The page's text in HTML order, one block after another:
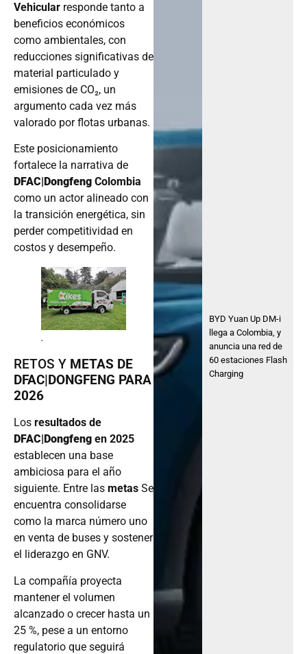
Vehicular responde tanto a
beneficios económicos
como ambientales, con
reducciones significativas de
material particulado y
emisiones de CO₂, un
argumento cada vez más
valorado por flotas urbanas.
Este posicionamiento
fortalece la narrativa de
DFAC|Dongfeng Colombia
como un actor alineado con
la transición energética, sin
perder competitividad en
costos y desempeño.
.
RETOS Y METAS DE
DFAC|DONGFENG PARA
2026
Los resultados de
DFAC|Dongfeng en 2025
establecen una base
ambiciosa para el año
siguiente. Entre las metas Se
encuentra consolidarse
como la marca número uno
en venta de buses y sostener
el liderazgo en GNV.
La compañía proyecta
mantener el volumen
alcanzado o crecer hasta un
25 %, pese a un entorno
regulatorio que seguirá
BYD Yuan Up DM-i
llega a Colombia, y
anuncia una red de
60 estaciones Flash
Charging